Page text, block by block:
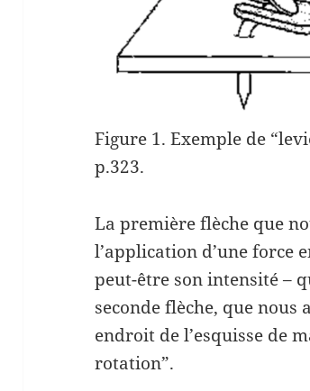
Figure 1. Exemple de
p.323.
La première flèche que
l’application d’une force
peut-être son intensité –
seconde flèche, que nous
endroit de l’esquisse de
rotation”.